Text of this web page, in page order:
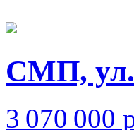
СМП,
3 070 000